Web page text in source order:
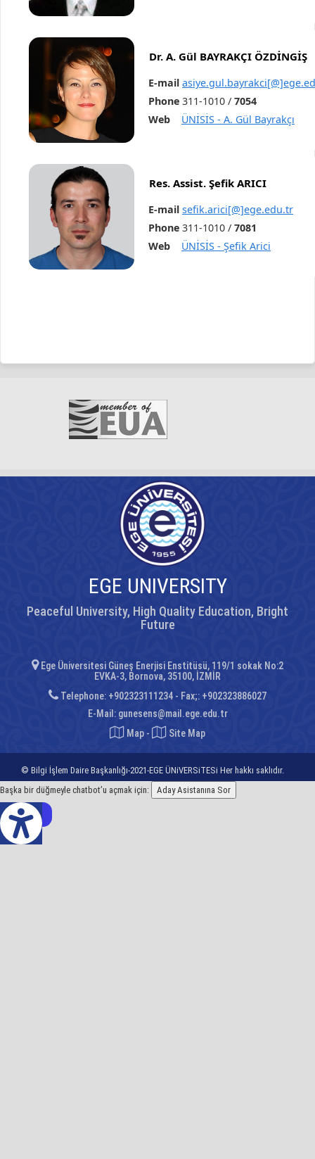
Dr. A. Gül BAYRAKÇI ÖZDİNGİŞ
E-mail
Phone 311-1010 / 7054
Web ÜNİSİS - A. Gül Bayrakçı
Res. Assist. Şefik ARICI
E-mail sefik.arici[@]ege.edu.tr
Phone 311-1010 / 7081
Web ÜNİSİS - Şefik Arici
EGE UNIVERSITY
Peaceful University, High Quality Education, Bright
Future
Ege Üniversitesi Güneş Enerjisi Enstitüsü, 119/1 sokak No:2
EVKA-3, Bornova, 35100, İZMİR
Telephone: +902323111234 - Fax;: +902323886027
E-Mail: gunesens@mail.ege.edu.tr
Map - Site Map
© Bilgi İşlem Daire Başkanlığı-2021-EGE ÜNiVERSiTESi Her hakkı saklıdır.
Başka bir düğmeyle chatbot’u açmak için:
Aday Asistanına Sor
Çeviri